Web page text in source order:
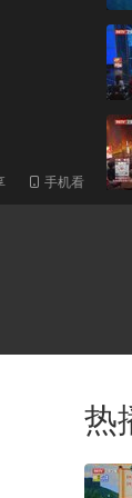
手机看
热